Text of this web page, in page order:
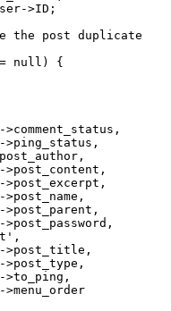
>ID;
the post duplicate
null) {
>ping_status,
>post_content,
>post_excerpt,
>post_name,
>post_parent,
>post_title,
>post_type,
>to_ping,
>menu_order